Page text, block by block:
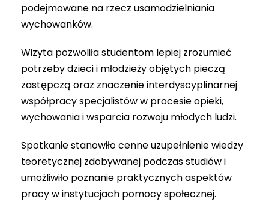
podejmowane na rzecz usamodzielniania
wychowanków.
Wizyta pozwoliła studentom lepiej zrozumieć
potrzeby dzieci i młodzieży objętych pieczą
zastępczą oraz znaczenie interdyscyplinarnej
współpracy specjalistów w procesie opieki,
wychowania i wsparcia rozwoju młodych ludzi.
Spotkanie stanowiło cenne uzupełnienie wiedzy
teoretycznej zdobywanej podczas studiów i
umożliwiło poznanie praktycznych aspektów
pracy w instytucjach pomocy społecznej.